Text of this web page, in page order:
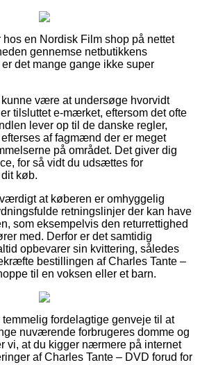
hos en Nordisk Film shop på nettet
gennemse netbutikkens
det mange gange ikke super
være at undersøge hvorvidt
tilsluttet e-mærket, eftersom det ofte
lever op til de danske regler,
af fagmænd der er meget
på området. Det giver dig
for så vidt du udsættes for
køb.
at køberen er omhyggelig
retningslinjer der kan have
som eksempelvis den returrettighed
med. Derfor er det samtidig
opbevarer sin kvittering, således
bestillingen af Charles Tante –
til en voksen eller et barn.
fordelagtige genveje til at
nuværende forbrugeres domme og
vi, at du kigger nærmere på internet
af Charles Tante – DVD forud for